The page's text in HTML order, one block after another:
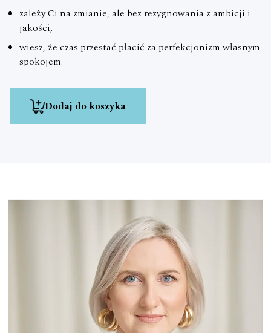
zależy Ci na zmianie, ale bez rezygnowania z ambicji i
jakości,
wiesz, że czas przestać płacić za perfekcjonizm własnym
spokojem.
Dodaj do koszyka